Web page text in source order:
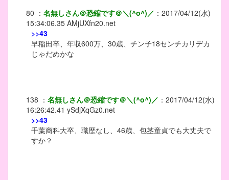
80 ： 名無しさん＠恐縮です＠＼(^o^)／ ： 2017/04/12(水)
15:34:06.35 AMjUXfn20.net
>>43
早稲田卒、年収600万、30歳、チン子18センチカリデカ
じゃだめかな
138 ： 名無しさん＠恐縮です＠＼(^o^)／ ： 2017/04/12(水)
16:26:42.41 ySdjXqGz0.net
>>43
千葉商科大卒、職歴なし、46歳、包茎童貞でも大丈夫で
すか？